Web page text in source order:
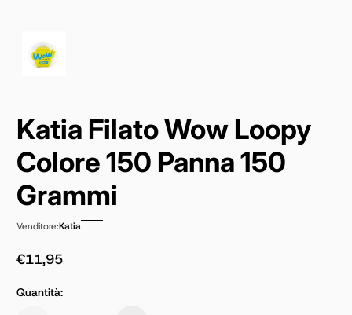
Katia Filato Wow Loopy
Colore 150 Panna 150
Grammi
Venditore:Katia
Prezzo normale
€11,95
Quantità: